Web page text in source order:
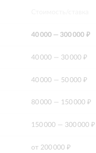
40 000 — 300 000 ₽
40 000 — 30 000 ₽
40 000 — 50 000 ₽
80 000 — 150 000 ₽
150 000 — 300 000 ₽
от 200 000 ₽